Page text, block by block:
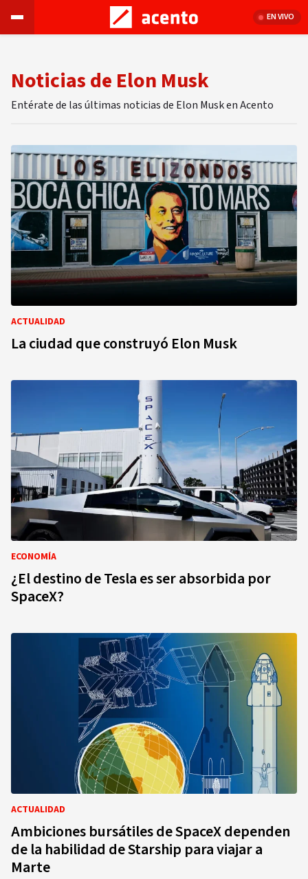
EN VIVO
Noticias de Elon Musk
Entérate de las últimas noticias de Elon Musk en Acento
ACTUALIDAD
La ciudad que construyó Elon Musk
ECONOMÍA
¿El destino de Tesla es ser absorbida por
SpaceX?
ACTUALIDAD
Ambiciones bursátiles de SpaceX dependen
de la habilidad de Starship para viajar a
Marte